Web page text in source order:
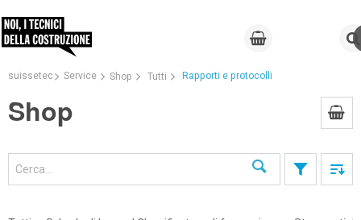
suissetec Service Shop Tutti Rapporti e protocolli
Shop
Cerca